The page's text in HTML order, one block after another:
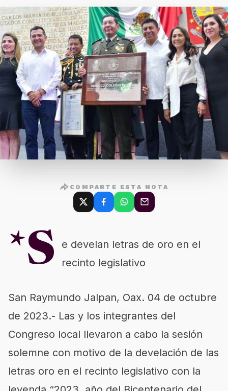
COMPARTE ESTA NOTA
*S
e develan letras de oro en el
recinto legislativo
San Raymundo Jalpan, Oax. 04 de octubre
de 2023.- Las y los integrantes del
Congreso local llevaron a cabo la sesión
solemne con motivo de la develación de las
letras oro en el recinto legislativo con la